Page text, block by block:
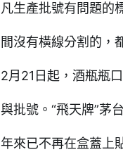
凡生產批號有問題的
間沒有橫線分割的，
2月21日起，酒瓶瓶
與批號。“飛天牌”茅
年來已不再在盒蓋上